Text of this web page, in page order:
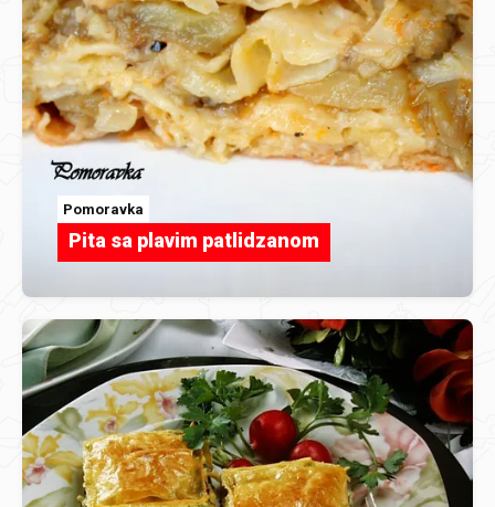
Pomoravka
Pita sa plavim patlidzanom